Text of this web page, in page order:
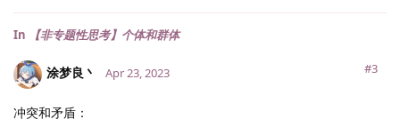
In 【非专题性思考】个体和群体
涂梦良丶 #3
Apr 23, 2023
冲突和矛盾：